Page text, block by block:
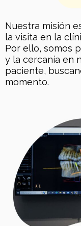
Nuestra misión
la visita en la
Por ello, somos
y la cercanía en
paciente,
momento.